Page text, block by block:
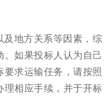
地方关系等因素，综
如果投标人认为自己
要求运输任务，请按照
理相应手续，并于开标